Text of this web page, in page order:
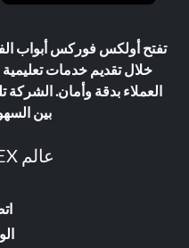
تفتح أولكس فوركس أبواب
خلال تقديم خدمات
العملاء بدقة وأمان. الشركة
بين
عالم OLXFOREX